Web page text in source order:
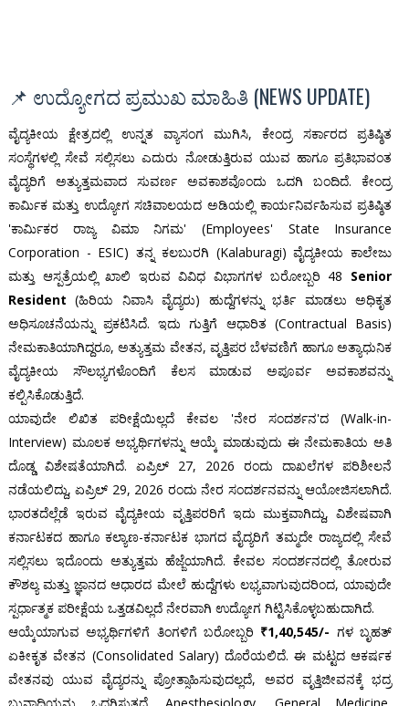
📌 ಉದ್ಯೋಗದ ಪ್ರಮುಖ ಮಾಹಿತಿ (NEWS UPDATE)
ವೈದ್ಯಕೀಯ ಕ್ಷೇತ್ರದಲ್ಲಿ ಉನ್ನತ ವ್ಯಾಸಂಗ ಮುಗಿಸಿ, ಕೇಂದ್ರ ಸರ್ಕಾರದ ಪ್ರತಿಷ್ಠಿತ
ಸಂಸ್ಥೆಗಳಲ್ಲಿ ಸೇವೆ ಸಲ್ಲಿಸಲು ಎದುರು ನೋಡುತ್ತಿರುವ ಯುವ ಹಾಗೂ ಪ್ರತಿಭಾವಂತ
ವೈದ್ಯರಿಗೆ ಅತ್ಯುತ್ತಮವಾದ ಸುವರ್ಣ ಅವಕಾಶವೊಂದು ಒದಗಿ ಬಂದಿದೆ. ಕೇಂದ್ರ
ಕಾರ್ಮಿಕ ಮತ್ತು ಉದ್ಯೋಗ ಸಚಿವಾಲಯದ ಅಡಿಯಲ್ಲಿ ಕಾರ್ಯನಿರ್ವಹಿಸುವ ಪ್ರತಿಷ್ಠಿತ
'ಕಾರ್ಮಿಕರ ರಾಜ್ಯ ವಿಮಾ ನಿಗಮ' (Employees' State Insurance
Corporation - ESIC) ತನ್ನ ಕಲಬುರಗಿ (Kalaburagi) ವೈದ್ಯಕೀಯ ಕಾಲೇಜು
ಮತ್ತು ಆಸ್ಪತ್ರೆಯಲ್ಲಿ ಖಾಲಿ ಇರುವ ವಿವಿಧ ವಿಭಾಗಗಳ ಬರೋಬ್ಬರಿ 48 Senior
Resident (ಹಿರಿಯ ನಿವಾಸಿ ವೈದ್ಯರು) ಹುದ್ದೆಗಳನ್ನು ಭರ್ತಿ ಮಾಡಲು ಅಧಿಕೃತ
ಅಧಿಸೂಚನೆಯನ್ನು ಪ್ರಕಟಿಸಿದೆ. ಇದು ಗುತ್ತಿಗೆ ಆಧಾರಿತ (Contractual Basis)
ನೇಮಕಾತಿಯಾಗಿದ್ದರೂ, ಅತ್ಯುತ್ತಮ ವೇತನ, ವೃತ್ತಿಪರ ಬೆಳವಣಿಗೆ ಹಾಗೂ ಅತ್ಯಾಧುನಿಕ
ವೈದ್ಯಕೀಯ ಸೌಲಭ್ಯಗಳೊಂದಿಗೆ ಕೆಲಸ ಮಾಡುವ ಅಪೂರ್ವ ಅವಕಾಶವನ್ನು
ಕಲ್ಪಿಸಿಕೊಡುತ್ತಿದೆ.
ಯಾವುದೇ ಲಿಖಿತ ಪರೀಕ್ಷೆಯಿಲ್ಲದೆ ಕೇವಲ 'ನೇರ ಸಂದರ್ಶನ'ದ (Walk-in-
Interview) ಮೂಲಕ ಅಭ್ಯರ್ಥಿಗಳನ್ನು ಆಯ್ಕೆ ಮಾಡುವುದು ಈ ನೇಮಕಾತಿಯ ಅತಿ
ದೊಡ್ಡ ವಿಶೇಷತೆಯಾಗಿದೆ. ಏಪ್ರಿಲ್ 27, 2026 ರಂದು ದಾಖಲೆಗಳ ಪರಿಶೀಲನೆ
ನಡೆಯಲಿದ್ದು, ಏಪ್ರಿಲ್ 29, 2026 ರಂದು ನೇರ ಸಂದರ್ಶನವನ್ನು ಆಯೋಜಿಸಲಾಗಿದೆ.
ಭಾರತದೆಲ್ಲೆಡೆ ಇರುವ ವೈದ್ಯಕೀಯ ವೃತ್ತಿಪರರಿಗೆ ಇದು ಮುಕ್ತವಾಗಿದ್ದು, ವಿಶೇಷವಾಗಿ
ಕರ್ನಾಟಕದ ಹಾಗೂ ಕಲ್ಯಾಣ-ಕರ್ನಾಟಕ ಭಾಗದ ವೈದ್ಯರಿಗೆ ತಮ್ಮದೇ ರಾಜ್ಯದಲ್ಲಿ ಸೇವೆ
ಸಲ್ಲಿಸಲು ಇದೊಂದು ಅತ್ಯುತ್ತಮ ಹೆಜ್ಜೆಯಾಗಿದೆ. ಕೇವಲ ಸಂದರ್ಶನದಲ್ಲಿ ತೋರುವ
ಕೌಶಲ್ಯ ಮತ್ತು ಜ್ಞಾನದ ಆಧಾರದ ಮೇಲೆ ಹುದ್ದೆಗಳು ಲಭ್ಯವಾಗುವುದರಿಂದ, ಯಾವುದೇ
ಸ್ಪರ್ಧಾತ್ಮಕ ಪರೀಕ್ಷೆಯ ಒತ್ತಡವಿಲ್ಲದೆ ನೇರವಾಗಿ ಉದ್ಯೋಗ ಗಿಟ್ಟಿಸಿಕೊಳ್ಳಬಹುದಾಗಿದೆ.
ಆಯ್ಕೆಯಾಗುವ ಅಭ್ಯರ್ಥಿಗಳಿಗೆ ತಿಂಗಳಿಗೆ ಬರೋಬ್ಬರಿ ₹1,40,545/- ಗಳ ಬೃಹತ್
ಏಕೀಕೃತ ವೇತನ (Consolidated Salary) ದೊರೆಯಲಿದೆ. ಈ ಮಟ್ಟದ ಆಕರ್ಷಕ
ವೇತನವು ಯುವ ವೈದ್ಯರನ್ನು ಪ್ರೋತ್ಸಾಹಿಸುವುದಲ್ಲದೆ, ಅವರ ವೃತ್ತಿಜೀವನಕ್ಕೆ ಭದ್ರ